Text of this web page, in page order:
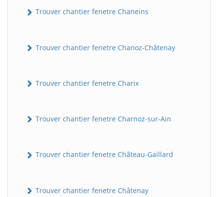
Trouver chantier fenetre Chaneins
Trouver chantier fenetre Chanoz-Châtenay
Trouver chantier fenetre Charix
Trouver chantier fenetre Charnoz-sur-Ain
Trouver chantier fenetre Château-Gaillard
Trouver chantier fenetre Châtenay